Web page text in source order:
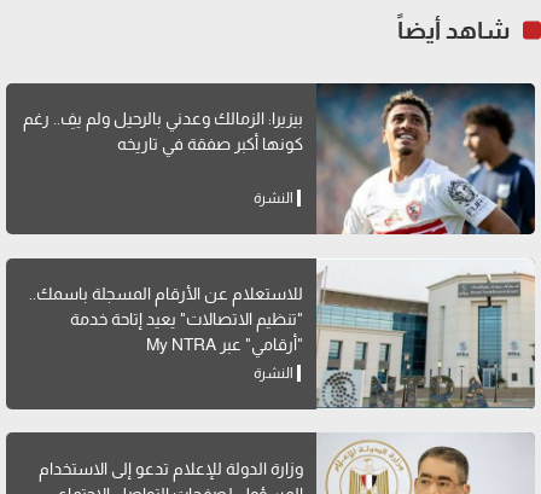
شاهد أيضاً
بيزيرا: الزمالك وعدني بالرحيل ولم يفِ.. رغم
كونها أكبر صفقة في تاريخه
النشرة
للاستعلام عن الأرقام المسجلة باسمك..
"تنظيم الاتصالات" يعيد إتاحة خدمة
"أرقامي" عبر My NTRA
النشرة
وزارة الدولة للإعلام تدعو إلى الاستخدام